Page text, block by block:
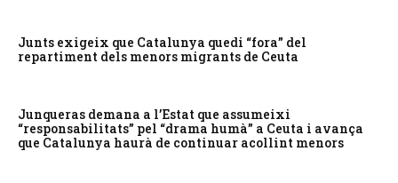
Junts exigeix que Catalunya quedi “fora” del
repartiment dels menors migrants de Ceuta
Junqueras demana a l’Estat que assumeixi
“responsabilitats” pel “drama humà” a Ceuta i avança
que Catalunya haurà de continuar acollint menors